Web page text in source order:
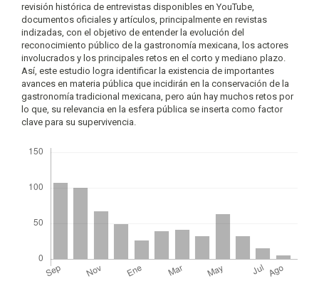
revisión histórica de entrevistas disponibles en YouTube,
documentos oficiales y artículos, principalmente en revistas
indizadas, con el objetivo de entender la evolución del
reconocimiento público de la gastronomía mexicana, los actores
involucrados y los principales retos en el corto y mediano plazo.
Así, este estudio logra identificar la existencia de importantes
avances en materia pública que incidirán en la conservación de la
gastronomía tradicional mexicana, pero aún hay muchos retos por
lo que, su relevancia en la esfera pública se inserta como factor
clave para su supervivencia.